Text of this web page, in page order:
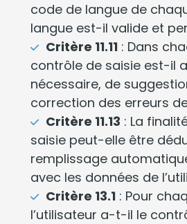
code de langue de
langue est-il valide et
Critère 11.11 : Dans
contrôle de saisie est-il
nécessaire, de
correction des erreurs
Critère 11.13 : La
saisie peut-elle être
remplissage
avec les données de
Critère 13.1 : Pour
l’utilisateur a-t-il le